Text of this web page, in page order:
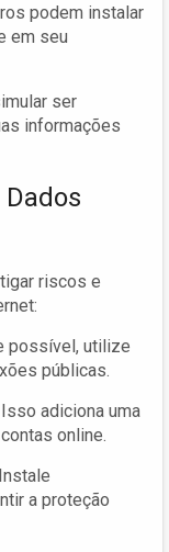
podem instalar
em seu
ser
informações
riscos e
possível, utilize
públicas.
Isso adiciona uma
online.
Instale
a proteção